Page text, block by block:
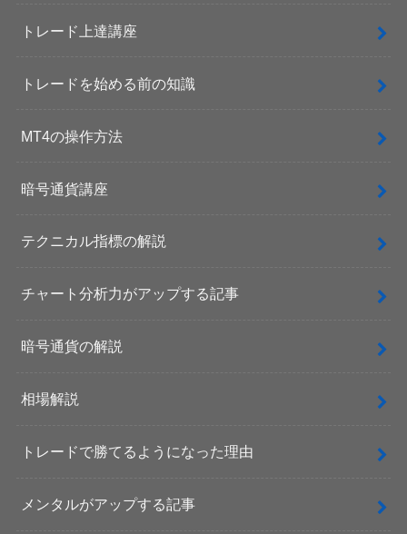
トレード上達講座
トレードを始める前の知識
MT4の操作方法
暗号通貨講座
テクニカル指標の解説
チャート分析力がアップする記事
暗号通貨の解説
相場解説
トレードで勝てるようになった理由
メンタルがアップする記事